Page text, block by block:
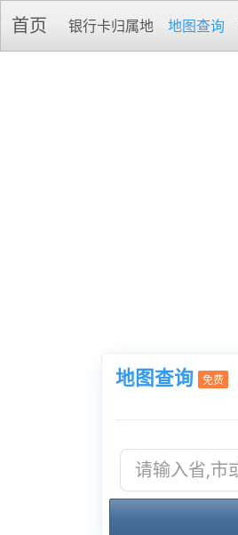
首页 银行卡归属地 地图查询
地图查询 免费